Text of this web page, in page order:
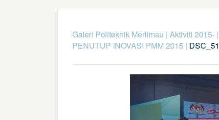
Galeri Politeknik Merlimau | Aktiviti 2015-
PENUTUP INOVASI PMM 2015 |